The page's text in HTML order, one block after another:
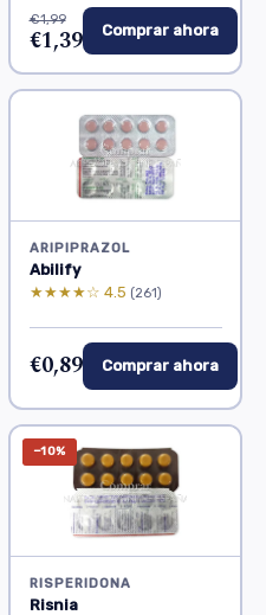
€1,99
€1,39 Comprar ahora
ARIPIPRAZOL
Abilify
★★★★☆ 4.5 (261)
€0,89 Comprar ahora
−10%
RISPERIDONA
Risnia